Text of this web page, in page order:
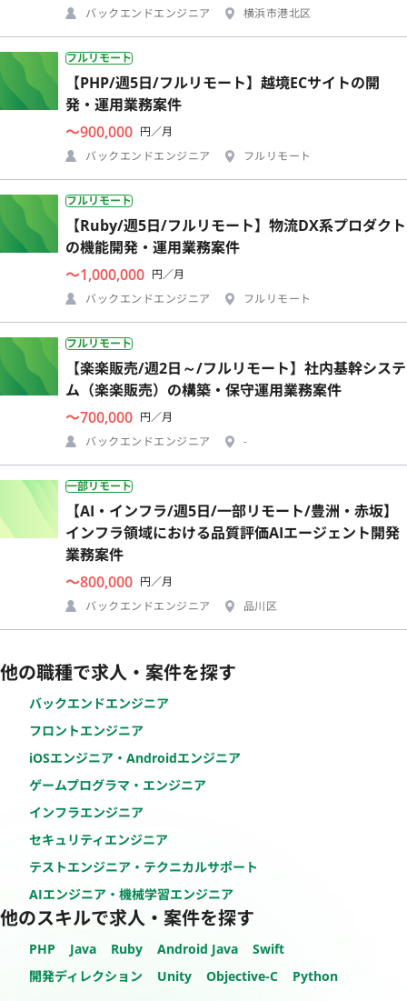
バックエンドエンジニア
横浜市港北区
フルリモート
【PHP/週5日/フルリモート】越境ECサイトの開
発・運用業務案件
〜900,000 円／月
バックエンドエンジニア
フルリモート
フルリモート
【Ruby/週5日/フルリモート】物流DX系プロダクト
の機能開発・運用業務案件
〜1,000,000 円／月
バックエンドエンジニア
フルリモート
フルリモート
【楽楽販売/週2日～/フルリモート】社内基幹システ
ム（楽楽販売）の構築・保守運用業務案件
〜700,000 円／月
バックエンドエンジニア
-
一部リモート
【AI・インフラ/週5日/一部リモート/豊洲・赤坂】
インフラ領域における品質評価AIエージェント開発
業務案件
〜800,000 円／月
バックエンドエンジニア
品川区
他の職種で求人・案件を探す
バックエンドエンジニア
フロントエンジニア
iOSエンジニア・Androidエンジニア
ゲームプログラマ・エンジニア
インフラエンジニア
セキュリティエンジニア
テストエンジニア・テクニカルサポート
AIエンジニア・機械学習エンジニア
他のスキルで求人・案件を探す
PHP Java Ruby Android Java
Swift
開発ディレクション
Unity Objective-C Python